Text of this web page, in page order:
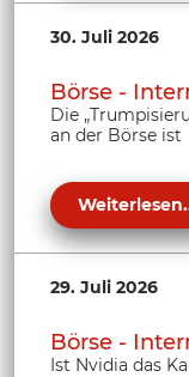
30. Juli 2026
Börse -
Die
an der Börse ist
29. Juli 2026
Börse -
Ist Nvidia das